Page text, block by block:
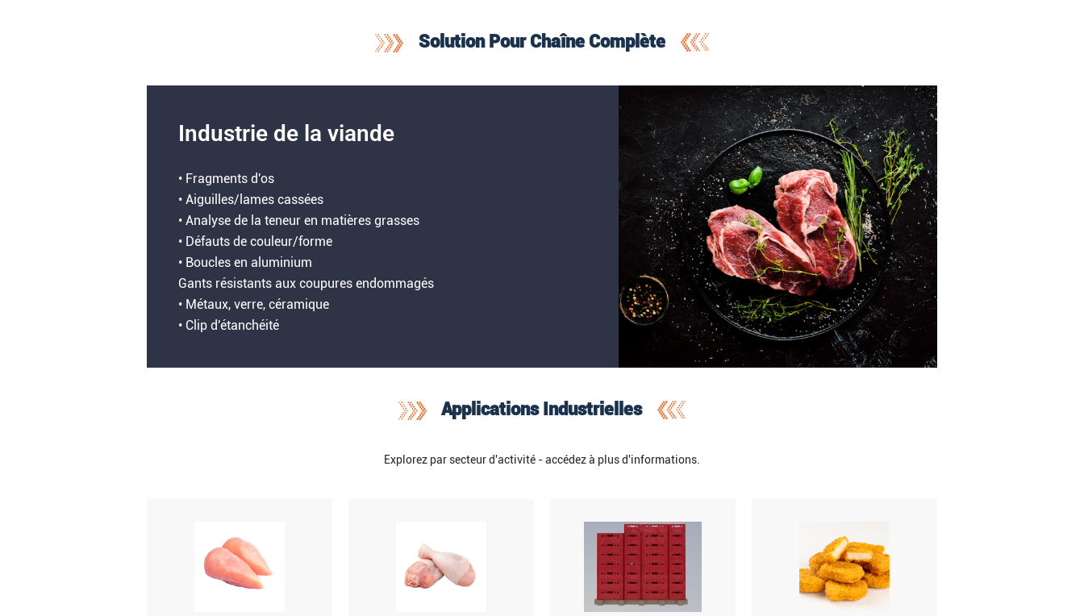
Solution Pour Chaîne Complète
Industrie de la viande
• Fragments d'os
• Aiguilles/lames cassées
• Analyse de la teneur en matières grasses
• Défauts de couleur/forme
• Boucles en aluminium
Gants résistants aux coupures endommagés
• Métaux, verre, céramique
• Clip d'étanchéité
Applications Industrielles
Explorez par secteur d'activité - accédez à plus d'informations.